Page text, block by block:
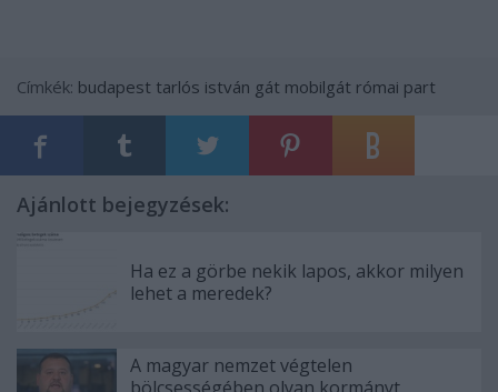
Címkék: budapest tarlós istván gát mobilgát római part
Ajánlott bejegyzések:
Ha ez a görbe nekik lapos, akkor milyen
lehet a meredek?
A magyar nemzet végtelen